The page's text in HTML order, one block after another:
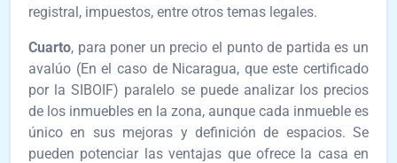
registral, impuestos, entre otros temas legales.
Cuarto, para poner un precio el punto de partida es un
avalúo (En el caso de Nicaragua, que este certificado
por la SIBOIF) paralelo se puede analizar los precios
de los inmuebles en la zona, aunque cada inmueble es
único en sus mejoras y definición de espacios. Se
pueden potenciar las ventajas que ofrece la casa en